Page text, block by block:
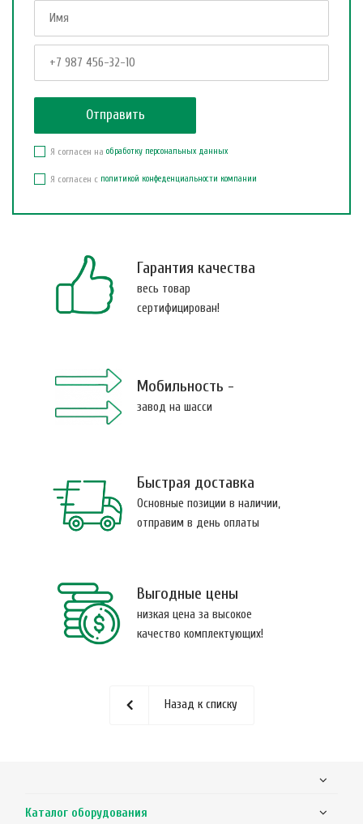
Я согласен на обработку персональных данных
Я согласен с политикой конфеденциальности компании
Гарантия качества
весь товар
сертифицирован!
Мобильность -
завод на шасси
Быстрая доставка
Основные позиции в наличии,
отправим в день оплаты
Выгодные цены
низкая цена за высокое
качество комплектующих!
Назад к списку
Каталог оборудования